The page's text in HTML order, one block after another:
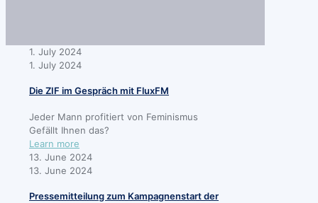
1. July 2024
1. July 2024
Die ZIF im Gespräch mit FluxFM
Jeder Mann profitiert von Feminismus
Gefällt Ihnen das?
Learn more
Die
ZIF
Gespräch
13. June 2024
13. June 2024
Pressemitteilung zum Kampagnenstart der